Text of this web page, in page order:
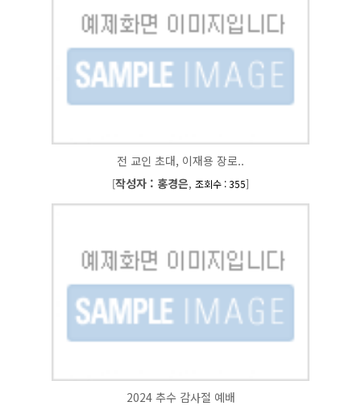
전 교인 초대, 이재용 장로..
[작성자 : 홍경은, 조회수 : 355]
2024 추수 감사절 예배